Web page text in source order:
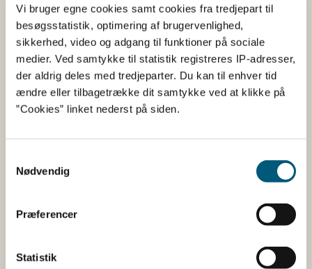
Vi bruger egne cookies samt cookies fra tredjepart til
besøgsstatistik, optimering af brugervenlighed,
sikkerhed, video og adgang til funktioner på sociale
medier. Ved samtykke til statistik registreres IP-adresser,
der aldrig deles med tredjeparter. Du kan til enhver tid
ændre eller tilbagetrække dit samtykke ved at klikke på
”Cookies” linket nederst på siden.
Nødvendig
Præferencer
Statistik
du har søgt på
Informationerne er angivet af den virksomhed, der har
anmeldt produktet.
Her kan du bl.a. se, hvilke indholdsstoffer produktet
indeholder, og i hvilke mængder:
mineraler med ernæringsmæssig eller
Du kan som forbruger læse mere om kosttilskud